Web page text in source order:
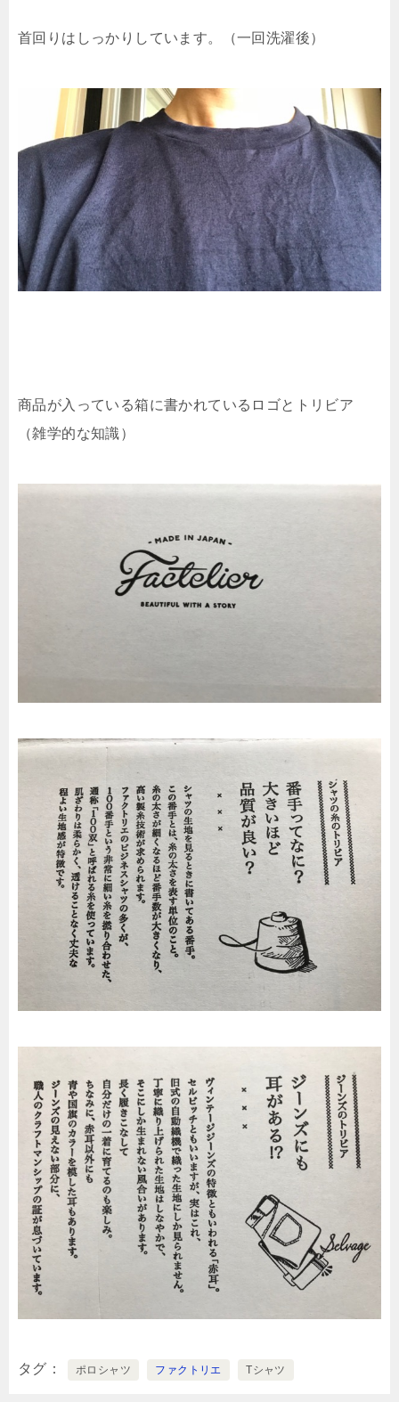
首回りはしっかりしています。（一回洗濯後）
商品が入っている箱に書かれているロゴとトリビア
（雑学的な知識）
タグ ポロシャツ ファクトリエ Tシャツ